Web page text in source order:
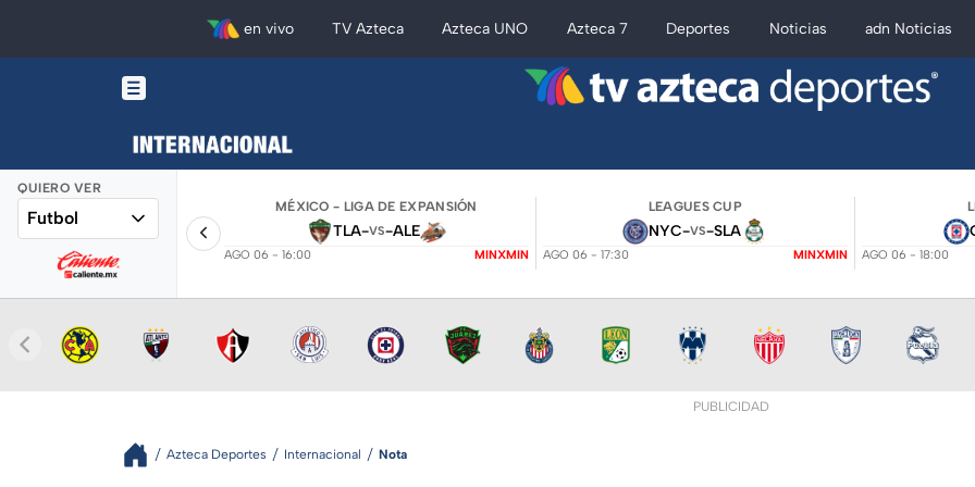
en vivo TV Azteca Azteca UNO Azteca 7 Deportes Noticias adn Noticias
QUIERO VER
Futbol
MÉXICO - LIGA DE EXPANSIÓN
TLA-VS-ALE
AGO 06 - 16:00 MINXMIN
LEAGUES CUP
NYC-VS-SLA
AGO 06 - 17:30 MINXMIN AGO 06 - 18:00
PUBLICIDAD
Azteca Deportes Internacional Nota